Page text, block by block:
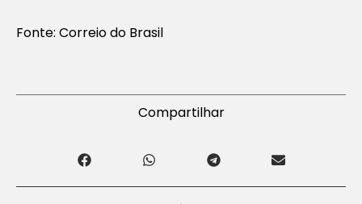
Fonte: Correio do Brasil
Compartilhar